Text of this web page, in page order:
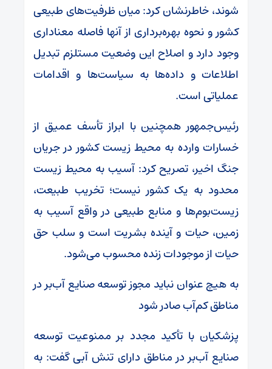
شوند، خاطرنشان کرد: میان ظرفیت‌های طبیعی
کشور و نحوه بهره‌برداری از آنها فاصله معناداری
وجود دارد و اصلاح این وضعیت مستلزم تبدیل
اطلاعات و داده‌ها به سیاست‌ها و اقدامات
عملیاتی است.
رئیس‌جمهور همچنین با ابراز تأسف عمیق از
خسارات وارده به محیط زیست کشور در جریان
جنگ اخیر، تصریح کرد: آسیب به محیط زیست
محدود به یک کشور نیست؛ تخریب طبیعت،
زیست‌بوم‌ها و منابع طبیعی در واقع آسیب به
زمین، حیات و آینده بشریت است و سلب حق
حیات از موجودات زنده محسوب می‌شود.
به هیچ عنوان نباید مجوز توسعه صنایع آب‌بر در
مناطق کم‌آب صادر شود
پزشکیان با تأکید مجدد بر ممنوعیت توسعه
صنایع آب‌بر در مناطق دارای تنش آبی گفت: به